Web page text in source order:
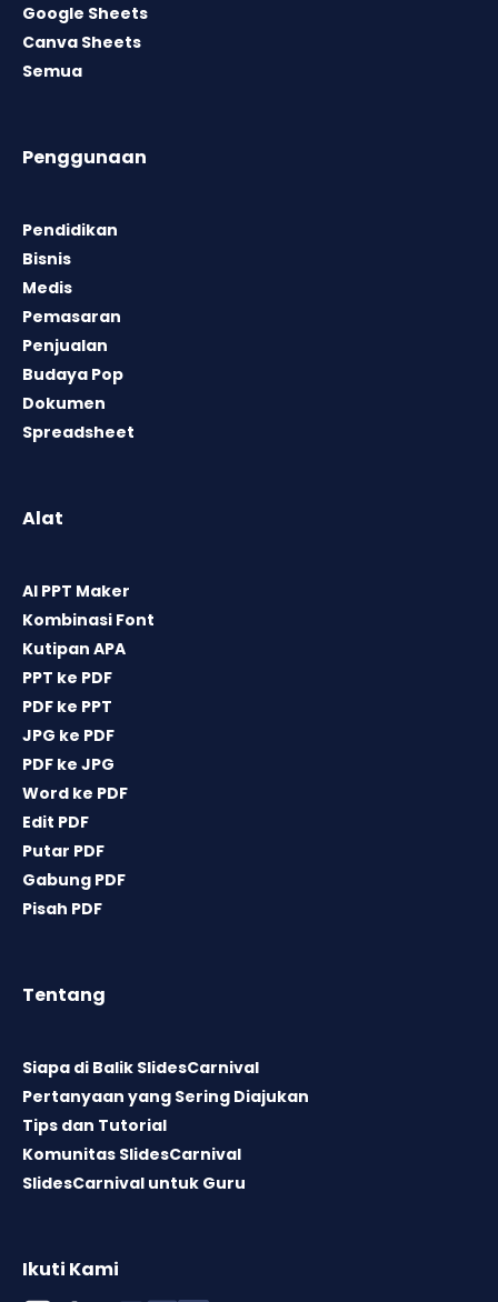
Google Sheets
Canva Sheets
Semua
Penggunaan
Pendidikan
Bisnis
Medis
Pemasaran
Penjualan
Budaya Pop
Dokumen
Spreadsheet
Alat
AI PPT Maker
Kombinasi Font
Kutipan APA
PPT ke PDF
PDF ke PPT
JPG ke PDF
PDF ke JPG
Word ke PDF
Edit PDF
Putar PDF
Gabung PDF
Pisah PDF
Tentang
Siapa di Balik SlidesCarnival
Pertanyaan yang Sering Diajukan
Tips dan Tutorial
Komunitas SlidesCarnival
SlidesCarnival untuk Guru
Ikuti Kami